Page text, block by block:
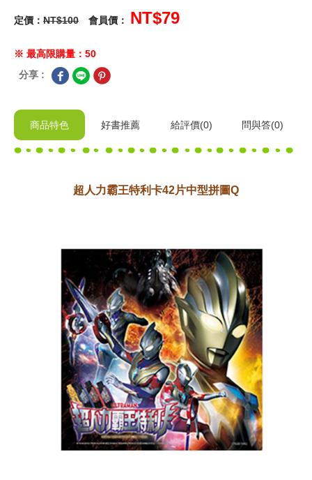
定價： NT$100 會員價： NT$79
※ 最高限購量：50
分享 :
商品特色 好書推薦 給評價(0) 問與答(0)
超人力霸王特利卡42片中型拼圖Q